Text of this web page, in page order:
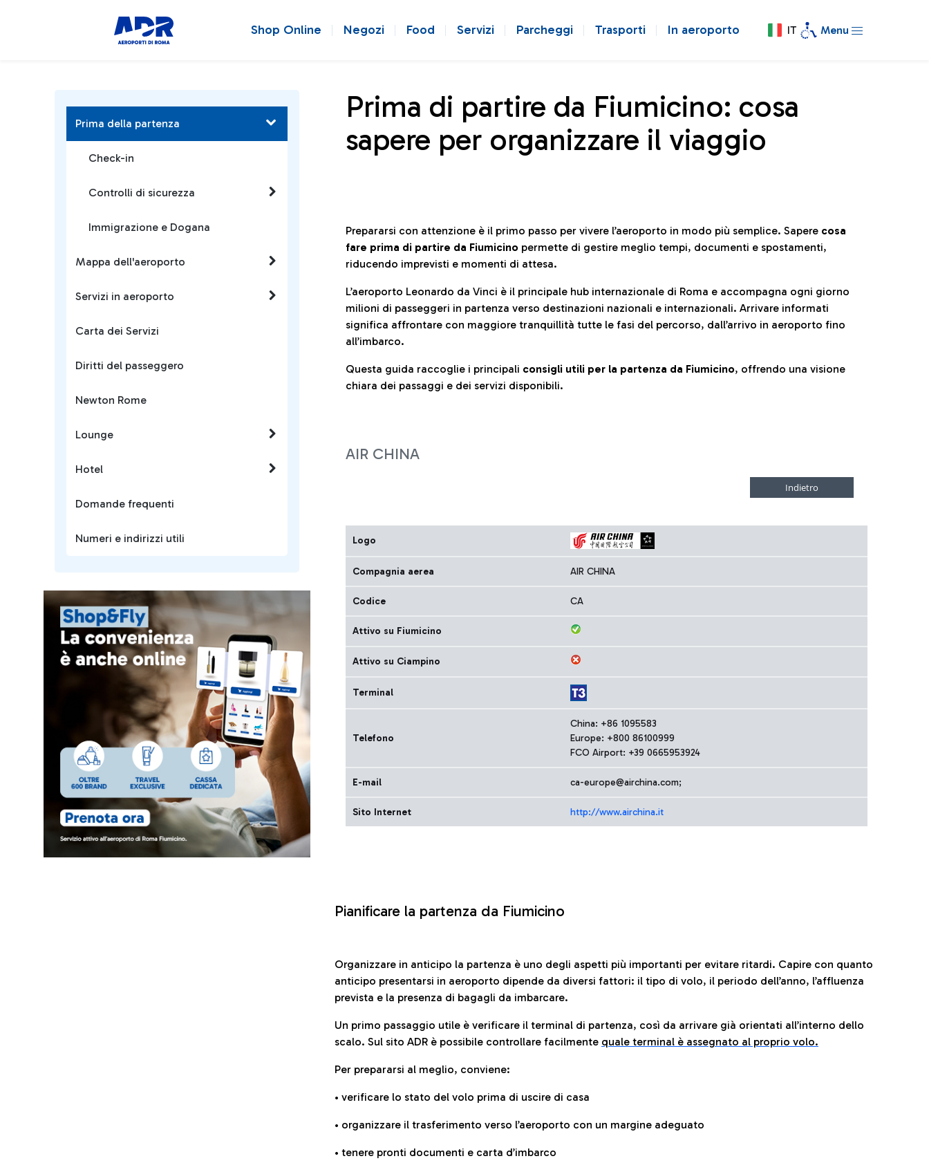
Shop Online Negozi Food Servizi Parcheggi Trasporti In aeroporto IT Menu
Prima di partire da Fiumicino: cosa
sapere per organizzare il viaggio
Prepararsi con attenzione è il primo passo per vivere l’aeroporto in modo più semplice. Sapere cosa
fare prima di partire da Fiumicino permette di gestire meglio tempi, documenti e spostamenti,
riducendo imprevisti e momenti di attesa.
L’aeroporto Leonardo da Vinci è il principale hub internazionale di Roma e accompagna ogni giorno
milioni di passeggeri in partenza verso destinazioni nazionali e internazionali. Arrivare informati
significa affrontare con maggiore tranquillità tutte le fasi del percorso, dall’arrivo in aeroporto fino
all’imbarco.
Questa guida raccoglie i principali consigli utili per la partenza da Fiumicino, offrendo una visione
chiara dei passaggi e dei servizi disponibili.
AIR CHINA
Logo
Compagnia aerea AIR CHINA
Codice CA
Attivo su Fiumicino
Attivo su Ciampino
Terminal
Telefono
China: +86 1095583
Europe: +800 86100999
FCO Airport: +39 0665953924
E-mail ca-europe@airchina.com;
Sito Internet http://www.airchina.it
Pianificare la partenza da Fiumicino
Organizzare in anticipo la partenza è uno degli aspetti più importanti per evitare ritardi. Capire con quanto
anticipo presentarsi in aeroporto dipende da diversi fattori: il tipo di volo, il periodo dell’anno, l’affluenza
prevista e la presenza di bagagli da imbarcare.
Un primo passaggio utile è verificare il terminal di partenza, così da arrivare già orientati all’interno dello
scalo. Sul sito ADR è possibile controllare facilmente quale terminal è assegnato al proprio volo.
Per prepararsi al meglio, conviene:
• verificare lo stato del volo prima di uscire di casa
• organizzare il trasferimento verso l’aeroporto con un margine adeguato
• tenere pronti documenti e carta d’imbarco
Prima della partenza
Check-in
Controlli di sicurezza
Immigrazione e Dogana
Mappa dell'aeroporto
Servizi in aeroporto
Carta dei Servizi
Diritti del passeggero
Newton Rome
Lounge
Hotel
Domande frequenti
Numeri e indirizzi utili